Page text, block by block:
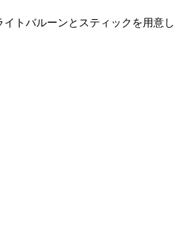
イトバルーンとスティックを用意し